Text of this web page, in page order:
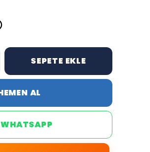
SEPETE EKLE
AL
WHATSAPP